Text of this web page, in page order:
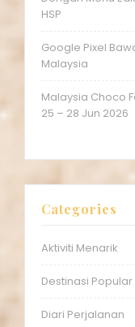
HSP
Google Pixel
Malaysia
Malaysia Choco
25 – 28 Jun 2026
Categories
Aktiviti Menarik
Destinasi Popular
Diari Perjalanan